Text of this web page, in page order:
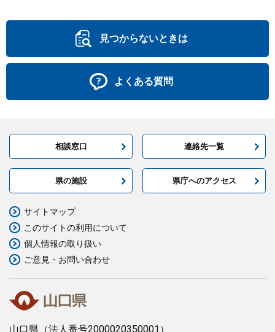
見つからないときは
よくある質問
相談窓口 連絡先一覧
県の施設 県庁へのアクセス
山口県 （法人番号2000020350001）
サイトマップ
このサイトの利用について
個人情報の取り扱い
ご意見・お問い合わせ